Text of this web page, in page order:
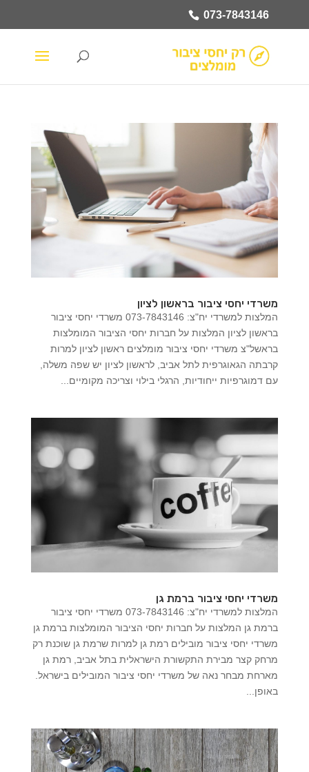
073-7843146
משרדי יחסי ציבור בראשון לציון
המלצות למשרדי יח"צ: 073-7843146 משרדי יחסי ציבור
בראשון לציון המלצות על חברות יחסי הציבור המומלצות
בראשל"צ משרדי יחסי ציבור מומלצים ראשון לציון למרות
קרבתה הגאוגרפית לתל אביב, לראשון לציון יש שפה משלה,
עם דמוגרפיות ייחודיות, הרגלי בילוי וצריכה מקומיים...
משרדי יחסי ציבור ברמת גן
המלצות למשרדי יח"צ: 073-7843146 משרדי יחסי ציבור
ברמת גן המלצות על חברות יחסי הציבור המומלצות ברמת גן
משרדי יחסי ציבור מובילים רמת גן למרות שרמת גן שוכנת רק
מרחק קצר מבירת התקשורת הישראלית בתל אביב, רמת גן
מארחת מבחר נאה של משרדי יחסי ציבור המובילים בישראל.
באופן...